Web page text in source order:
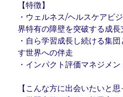
【特徴】
・ウェルネス/ヘルスケアビ
界特有の障壁を突破する成長
・自ら学習成長し続ける集
す世界への伴走
・インパクト評価マネジメ
【こんな方に出会いたいと思